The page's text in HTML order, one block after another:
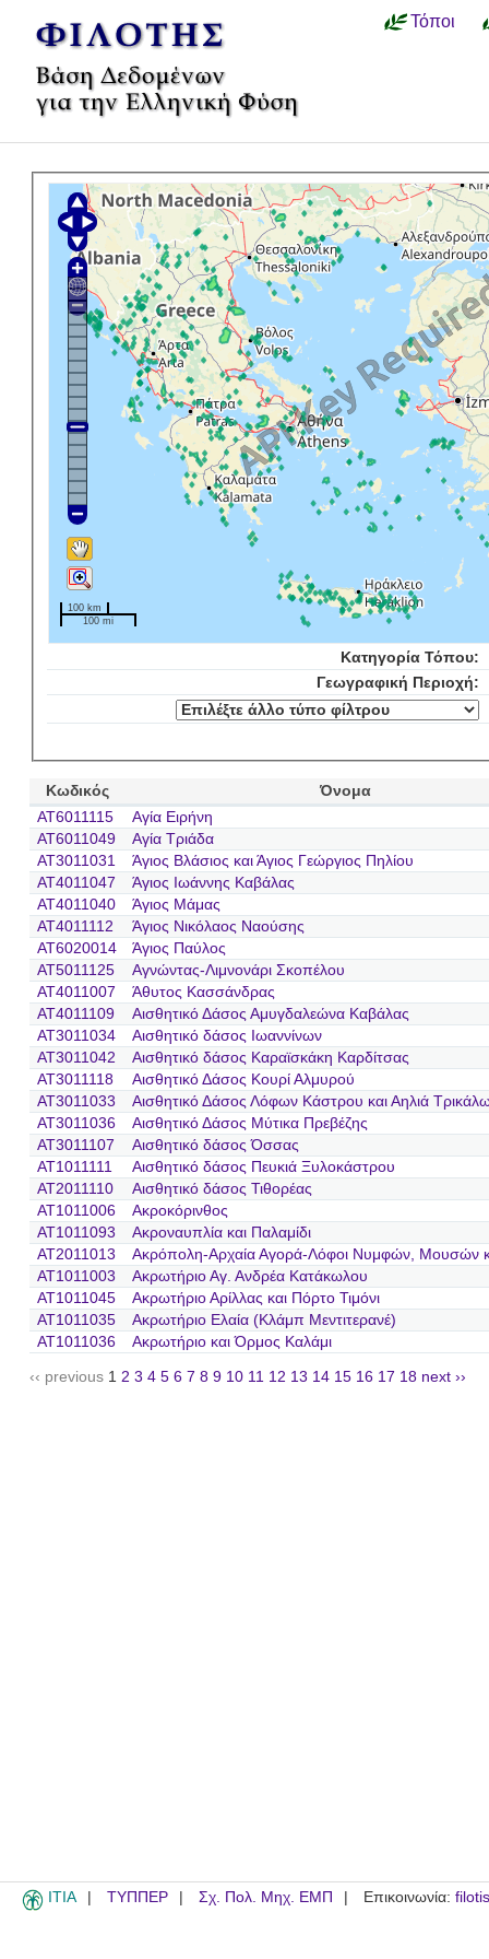
Τόποι
100 km
100 mi
Κατηγορία Τόπου:
Γεωγραφική Περιοχή:
Κωδικός
Όνομα
AT6011115
Αγία Ειρήνη
AT6011049
Αγία Τριάδα
AT3011031
Άγιος Βλάσιος και Άγιος Γεώργιος Πηλίου
AT4011047
Άγιος Ιωάννης Καβάλας
AT4011040
Άγιος Μάμας
AT4011112
Άγιος Νικόλαος Ναούσης
AT6020014
Άγιος Παύλος
AT5011125
Αγνώντας-Λιμνονάρι Σκοπέλου
AT4011007
Άθυτος Κασσάνδρας
AT4011109
Αισθητικό Δάσος Αμυγδαλεώνα Καβάλας
AT3011034
Αισθητικό δάσος Ιωαννίνων
AT3011042
Αισθητικό δάσος Καραϊσκάκη Καρδίτσας
AT3011118
Αισθητικό Δάσος Κουρί Αλμυρού
AT3011033
Αισθητικό Δάσος Λόφων Κάστρου και Αηλιά
AT3011036
Αισθητικό Δάσος Μύτικα Πρεβέζης
AT3011107
Αισθητικό δάσος Όσσας
AT1011111
Αισθητικό δάσος Πευκιά Ξυλοκάστρου
AT2011110
Αισθητικό δάσος Τιθορέας
AT1011006
Ακροκόρινθος
AT1011093
Ακροναυπλία και Παλαμίδι
AT2011013
Ακρόπολη-Αρχαία Αγορά-Λόφοι Νυμφών, Μουσών
AT1011003
Ακρωτήριο Αγ. Ανδρέα Κατάκωλου
AT1011045
Ακρωτήριο Αρίλλας και Πόρτο Τιμόνι
AT1011035
Ακρωτήριο Ελαία (Κλάμπ Μεντιτερανέ)
AT1011036
Ακρωτήριο και Όρμος Καλάμι
‹‹ previous 1 2 3 4 5 6 7 8 9 10 11 12 13 14 15 16 17 18 next ››
ITIA ΤΥΠΠΕΡ Σχ. Πολ. Μηχ. ΕΜΠ Επικοινωνία: